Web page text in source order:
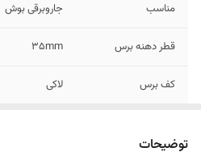
مناسب جاروبرقی بوش
قطر دهنه برس ۳۵mm
کف برس لاکی
توضیحات